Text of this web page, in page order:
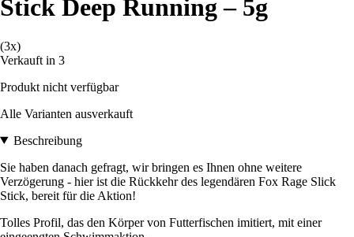
Stick Deep Running – 5g
(3x)
Verkauft in 3
Produkt nicht verfügbar
Alle Varianten ausverkauft
Beschreibung
Sie haben danach gefragt, wir bringen es Ihnen ohne weitere
Verzögerung - hier ist die Rückkehr des legendären Fox Rage Slick
Stick, bereit für die Aktion!
Tolles Profil, das den Körper von Futterfischen imitiert, mit einer